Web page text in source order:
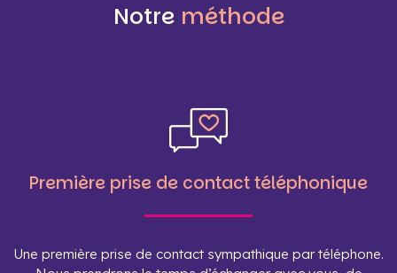
Notre méthode
Première prise de contact téléphonique
Une première prise de contact sympathique par téléphone.